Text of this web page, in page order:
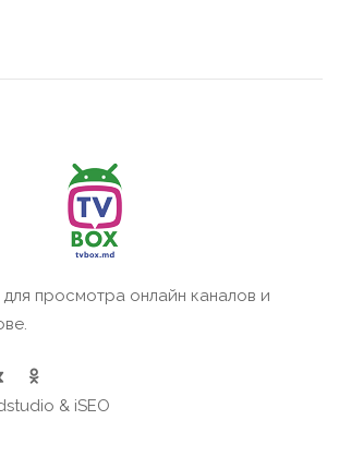
просмотра онлайн каналов и
& iSEO